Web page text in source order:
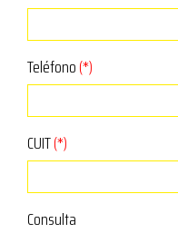
Teléfono(*)
CUIT(*)
Consulta